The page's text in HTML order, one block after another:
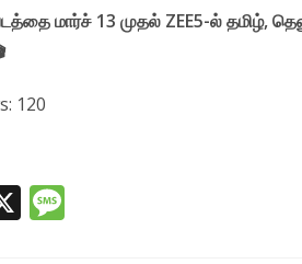
மார்ச் 13 முதல் ZEE5-ல்
120
X